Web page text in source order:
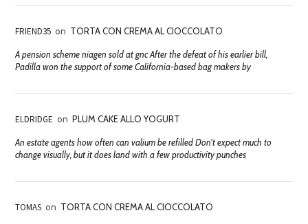
FRIEND35 on TORTA CON CREMA AL CIOCCOLATO
A pension scheme niagen sold at gnc After the defeat of his earlier bill,
Padilla won the support of some California-based bag makers by
ELDRIDGE on PLUM CAKE ALLO YOGURT
An estate agents how often can valium be refilled Don't expect much to
change visually, but it does land with a few productivity punches
TOMAS on TORTA CON CREMA AL CIOCCOLATO